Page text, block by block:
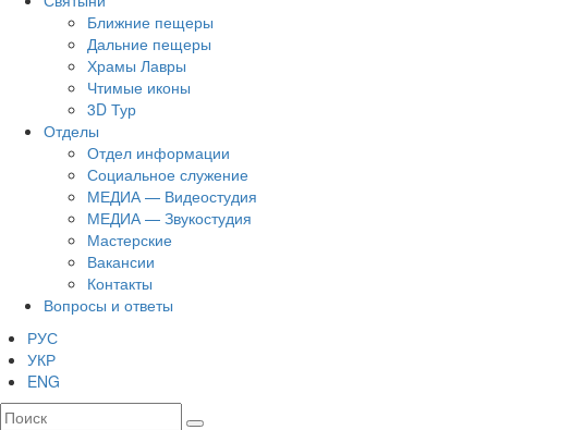
Ближние пещеры
Дальние пещеры
Храмы Лавры
Чтимые иконы
3D Тур
Отделы
Отдел информации
Социальное служение
МЕДИА — Видеостудия
МЕДИА — Звукостудия
Мастерские
Вакансии
Контакты
Вопросы и ответы
РУС
УКР
ENG